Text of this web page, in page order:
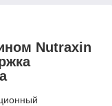
Nutraxin